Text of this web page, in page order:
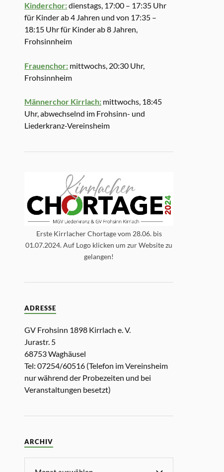
Kinderchor:dienstags, 17:00 – 17:35 Uhr
für Kinder ab 4 Jahren und von 17:35 –
18:15 Uhr für Kinder ab 8 Jahren,
Frohsinnheim
Frauenchor: mittwochs, 20:30 Uhr,
Frohsinnheim
Männerchor Kirrlach: mittwochs, 18:45
Uhr, abwechselnd im Frohsinn- und
Liederkranz-Vereinsheim
Erste Kirrlacher Chortage vom 28.06. bis
01.07.2024. Auf Logo klicken um zur Website zu
gelangen!
ADRESSE
GV Frohsinn 1898 Kirrlach e. V.
Jurastr. 5
68753 Waghäusel
Tel: 07254/60516 (Telefon im Vereinsheim
nur während der Probezeiten und bei
Veranstaltungen besetzt)
ARCHIV